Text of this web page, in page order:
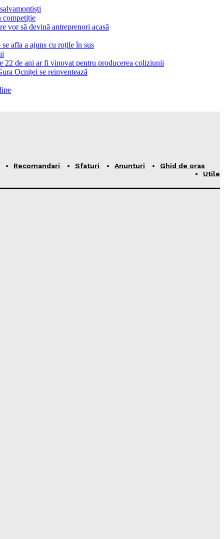
competiție
vor să devină antreprenori acasă
afla a ajuns cu roțile în sus
22 de ani ar fi vinovat pentru producerea coliziunii
Ocniței se reinventează
Recomandari Sfaturi Anunturi
Ghid de oras
Utile